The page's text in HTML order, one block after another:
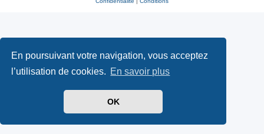
En poursuivant votre navigation, vous acceptez
l’utilisation de cookies. En savoir plus
OK